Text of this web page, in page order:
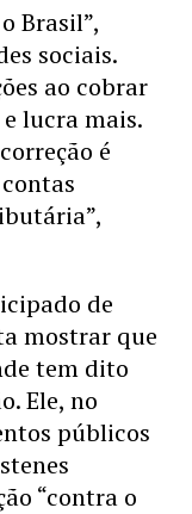
Brasil”,
sociais.
ao cobrar
lucra mais.
é
de
mostrar que
tem dito
Ele, no
públicos
“contra o